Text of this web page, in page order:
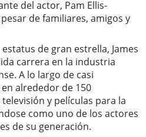
del actor, Pam Ellis-
de familiares, amigos y
de gran estrella, James
carrera en la industria
A lo largo de casi
alrededor de 150
y películas para la
como uno de los actores
de su generación.